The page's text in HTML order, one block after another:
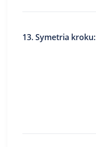
13. Symetria kroku: